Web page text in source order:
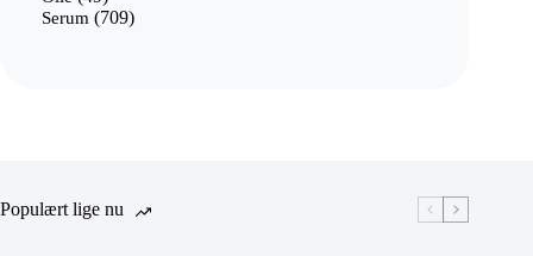
varer
Serum 709709
Populært lige nu